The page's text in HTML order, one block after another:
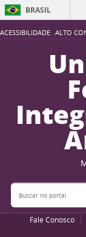
ACESSIBILIDADE ALTO
BRASIL
Buscar no portal
Fale Conosco